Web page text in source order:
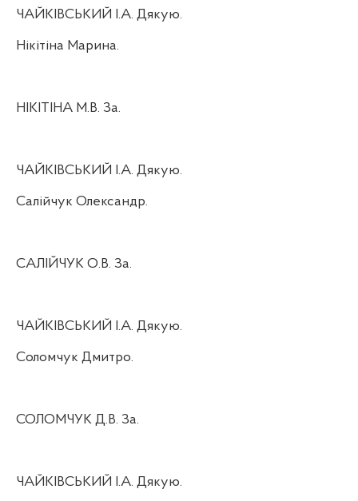
ЧАЙКІВСЬКИЙ І.А. Дякую.
Нікітіна Марина.
НІКІТІНА М.В. За.
ЧАЙКІВСЬКИЙ І.А. Дякую.
Салійчук Олександр.
САЛІЙЧУК О.В. За.
ЧАЙКІВСЬКИЙ І.А. Дякую.
Соломчук Дмитро.
СОЛОМЧУК Д.В. За.
ЧАЙКІВСЬКИЙ І.А. Дякую.